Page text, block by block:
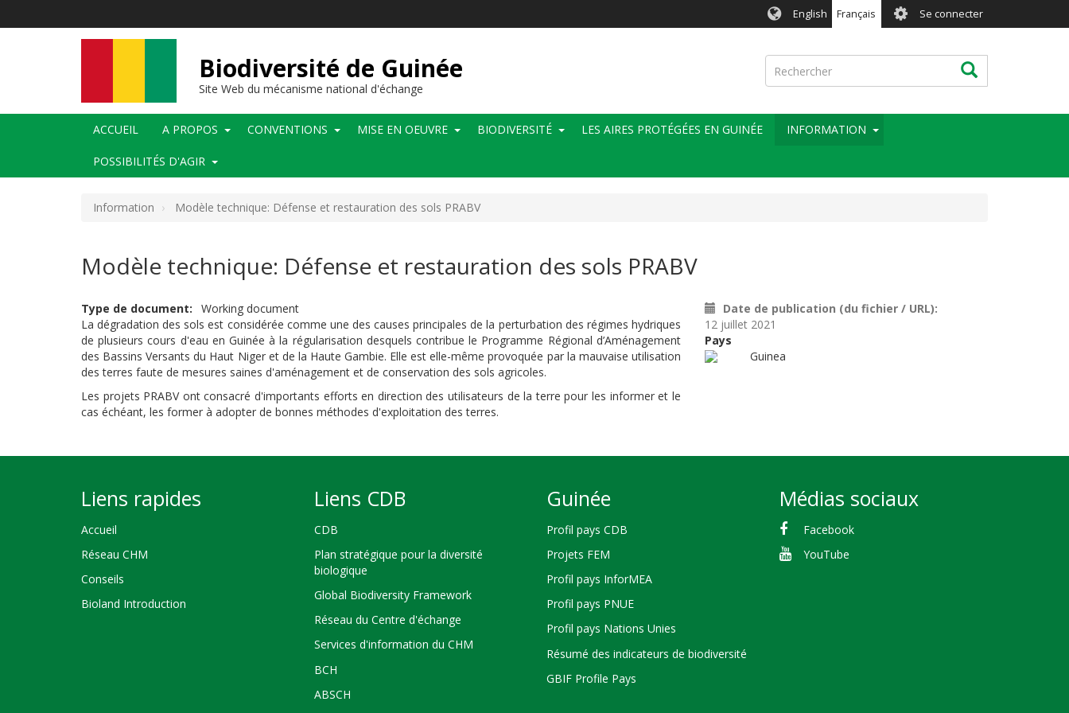
English Français User
account
menu
Se connecter
Biodiversité de Guinée
Site Web du mécanisme national d'échange
Rechercher Rechercher
Main
ACCUEIL A PROPOS CONVENTIONS MISE EN OEUVRE BIODIVERSITÉ LES AIRES PROTÉGÉES EN GUINÉE INFORMATION
POSSIBILITÉS D'AGIR
Information Modèle technique: Défense et restauration des sols PRABV
Modèle technique: Défense et restauration des sols PRABV
Type de document
Working document
La dégradation des sols est considérée comme une des causes principales de la perturbation des régimes hydriques
de plusieurs cours d'eau en Guinée à la régularisation desquels contribue le Programme Régional d’Aménagement
des Bassins Versants du Haut Niger et de la Haute Gambie. Elle est elle-même provoquée par la mauvaise utilisation
des terres faute de mesures saines d'aménagement et de conservation des sols agricoles.
Les projets PRABV ont consacré d'importants efforts en direction des utilisateurs de la terre pour les informer et le
cas échéant, les former à adopter de bonnes méthodes d'exploitation des terres.
Date de publication (du fichier / URL)
12 juillet 2021
Pays
Guinea
Liens rapides
Accueil
Réseau CHM
Conseils
Bioland Introduction
Liens CDB
CDB
Plan stratégique pour la diversité
biologique
Global Biodiversity Framework
Réseau du Centre d'échange
Services d'information du CHM
BCH
ABSCH
Guinée
Profil pays CDB
Projets FEM
Profil pays InforMEA
Profil pays PNUE
Profil pays Nations Unies
Résumé des indicateurs de biodiversité
GBIF Profile Pays
Médias sociaux
Facebook
YouTube